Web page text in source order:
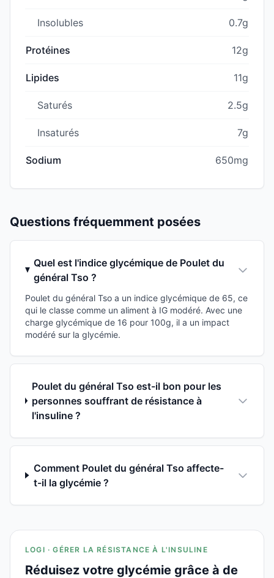
Insolubles 0.7g
Protéines 12g
Lipides 11g
Saturés 2.5g
Insaturés 7g
Sodium 650mg
Questions fréquemment posées
Quel est l'indice glycémique de Poulet du
général Tso ?
Poulet du général Tso a un indice glycémique de 65, ce
qui le classe comme un aliment à IG modéré. Avec une
charge glycémique de 16 pour 100g, il a un impact
modéré sur la glycémie.
Poulet du général Tso est-il bon pour les
personnes souffrant de résistance à
l'insuline ?
Comment Poulet du général Tso affecte-
t-il la glycémie ?
LOGI · GÉRER LA RÉSISTANCE À L'INSULINE
Réduisez votre glycémie grâce à de